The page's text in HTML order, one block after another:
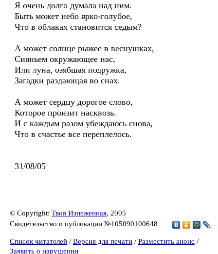
Я очень долго думала над ним.
Быть может небо ярко-голубое,
Что в облаках становится седым?
А может солнце рыжее в веснушках,
Сияньем окружающее нас,
Или луна, озябшая подружка,
Загадки раздающая во снах.
А может сердцу дорогое слово,
Которое пронзит насквозь.
И с каждым разом убеждаюсь снова,
Что в счастье все переплелось.
31/08/05
© Copyright: Твоя Изнеженная, 2005
Свидетельство о публикации №105090100648
Список читателей / Версия для печати / Разместить анонс /
Заявить о нарушении